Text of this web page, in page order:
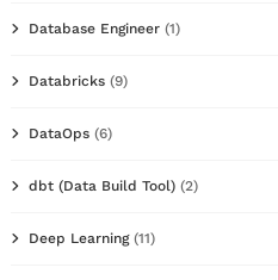
Database Engineer (1)
Databricks (9)
DataOps (6)
dbt (Data Build Tool) (2)
Deep Learning(11)